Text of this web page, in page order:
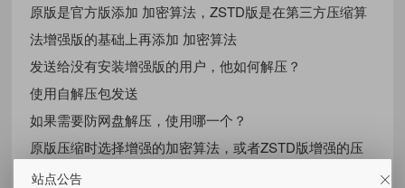
原版是官方版添加 加密算法，ZSTD版是在第三方压缩算
法增强版的基础上再添加 加密算法
发送给没有安装增强版的用户，他如何解压？
使用自解压包发送
如果需要防网盘解压，使用哪一个？
原版压缩时选择增强的加密算法，或者ZSTD版增强的压
缩算法
站点公告